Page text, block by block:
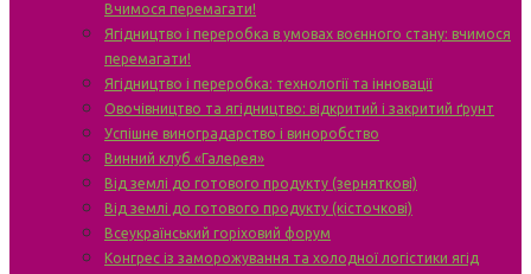
Вчимося перемагати!
Ягідництво і переробка в умовах воєнного стану: вчимося
перемагати!
Ягідництво і переробка: технології та інновації
Овочівництво та ягідництво: відкритий і закритий ґрунт
Успішне виноградарство і виноробство
Винний клуб «Галерея»
Від землі до готового продукту (зерняткові)
Від землі до готового продукту (кісточкові)
Всеукраїнський горіховий форум
Конгрес із заморожування та холодної логістики ягід